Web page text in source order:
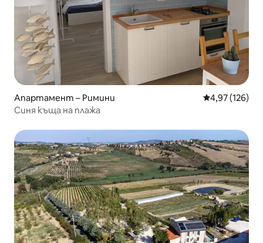
Апартамент – Римини Средна
4,97 (126)
Синя къща на плажа